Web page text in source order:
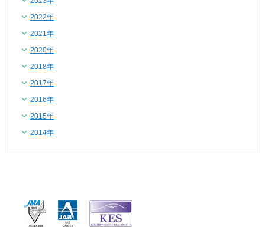
2022年
2021年
2020年
2018年
2017年
2016年
2015年
2014年